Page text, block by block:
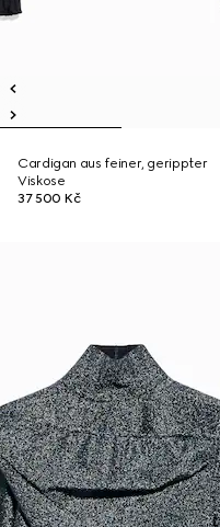
Cardigan aus feiner, gerippter
Viskose
37 500 Kč